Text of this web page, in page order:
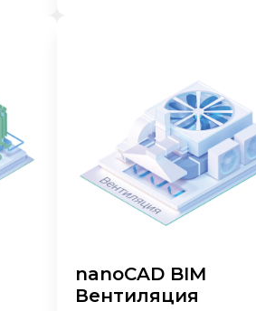
nanoCAD BIM
Вентиляция